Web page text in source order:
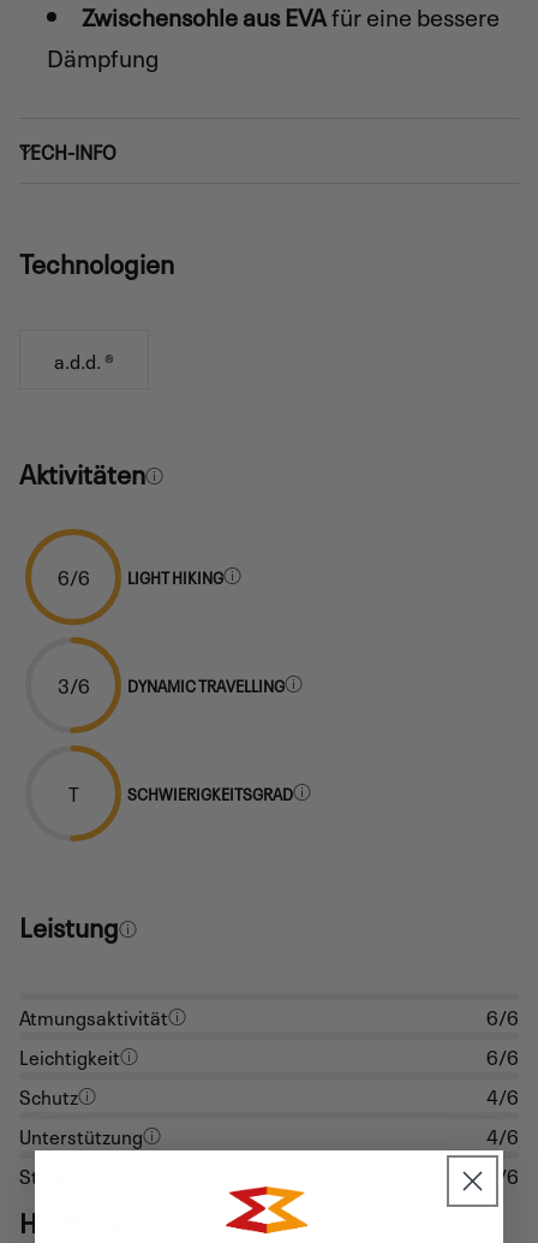
Zwischensohle aus EVAfür eine bessere
Dämpfung
TECH-INFO
Technologien
a.d.d. ®
Aktivitäten
6/6 LIGHT HIKING
3/6 DYNAMIC TRAVELLING
T SCHWIERIGKEITSGRAD
Leistung
Atmungsaktivität
6/6
Leichtigkeit
6/6
Schutz
4/6
Unterstützung
4/6
Steifigkeit
3/6
HIGHLIGHTS